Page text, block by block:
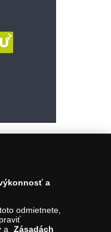
a
odmietnete,
a Zásadách